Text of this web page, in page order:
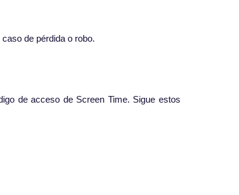
de pérdida o robo.
de acceso de Screen Time. Sigue estos